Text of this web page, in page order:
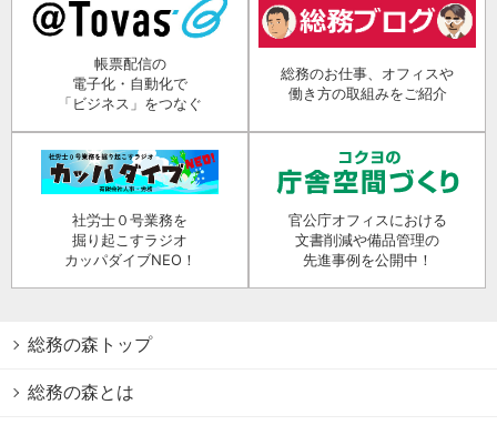
帳票配信の
電子化・自動化で
「ビジネス」をつなぐ
総務のお仕事、オフィスや
働き方の取組みをご紹介
社労士０号業務を
掘り起こすラジオ
カッパダイブNEO！
官公庁オフィスにおける
文書削減や備品管理の
先進事例を公開中！
総務の森トップ
総務の森とは